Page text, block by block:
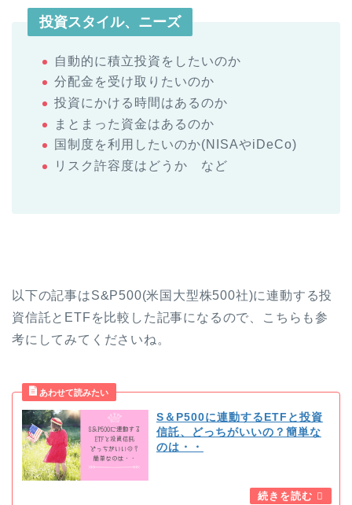
投資スタイル、ニーズ
自動的に積立投資をしたいのか
分配金を受け取りたいのか
投資にかける時間はあるのか
まとまった資金はあるのか
国制度を利用したいのか(NISAやiDeCo)
リスク許容度はどうか など
以下の記事はS&P500(米国大型株500社)に連動する投
資信託とETFを比較した記事になるので、こちらも参
考にしてみてくださいね。
S＆P500に連動するETFと投資
信託、どっちがいいの？簡単な
のは・・